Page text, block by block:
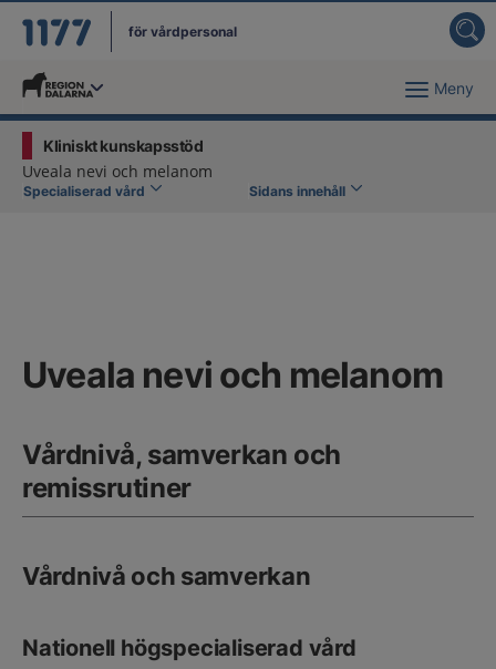
för vårdpersonal
Du har valt region Meny
Kliniskt kunskapsstöd
Uveala nevi och melanom
Specialiserad vård Sidans innehåll
Uveala nevi och melanom
Vårdnivå, samverkan och
remissrutiner
Vårdnivå och samverkan
Nationell högspecialiserad vård